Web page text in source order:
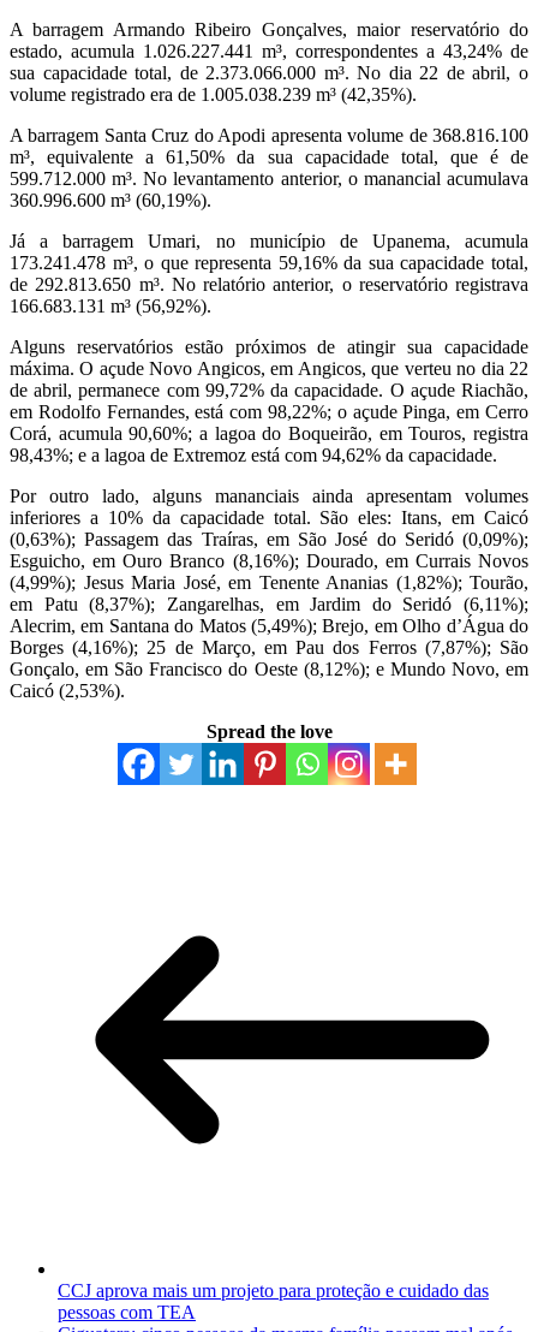
A barragem Armando Ribeiro Gonçalves, maior reservatório do
estado, acumula 1.026.227.441 m³, correspondentes a 43,24% de
sua capacidade total, de 2.373.066.000 m³. No dia 22 de abril, o
volume registrado era de 1.005.038.239 m³ (42,35%).
A barragem Santa Cruz do Apodi apresenta volume de 368.816.100
m³, equivalente a 61,50% da sua capacidade total, que é de
599.712.000 m³. No levantamento anterior, o manancial acumulava
360.996.600 m³ (60,19%).
Já a barragem Umari, no município de Upanema, acumula
173.241.478 m³, o que representa 59,16% da sua capacidade total,
de 292.813.650 m³. No relatório anterior, o reservatório registrava
166.683.131 m³ (56,92%).
Alguns reservatórios estão próximos de atingir sua capacidade
máxima. O açude Novo Angicos, em Angicos, que verteu no dia 22
de abril, permanece com 99,72% da capacidade. O açude Riachão,
em Rodolfo Fernandes, está com 98,22%; o açude Pinga, em Cerro
Corá, acumula 90,60%; a lagoa do Boqueirão, em Touros, registra
98,43%; e a lagoa de Extremoz está com 94,62% da capacidade.
Por outro lado, alguns mananciais ainda apresentam volumes
inferiores a 10% da capacidade total. São eles: Itans, em Caicó
(0,63%); Passagem das Traíras, em São José do Seridó (0,09%);
Esguicho, em Ouro Branco (8,16%); Dourado, em Currais Novos
(4,99%); Jesus Maria José, em Tenente Ananias (1,82%); Tourão,
em Patu (8,37%); Zangarelhas, em Jardim do Seridó (6,11%);
Alecrim, em Santana do Matos (5,49%); Brejo, em Olho d’Água do
Borges (4,16%); 25 de Março, em Pau dos Ferros (7,87%); São
Gonçalo, em São Francisco do Oeste (8,12%); e Mundo Novo, em
Caicó (2,53%).
Spread the love
CCJ aprova mais um projeto para proteção e cuidado das
pessoas com TEA